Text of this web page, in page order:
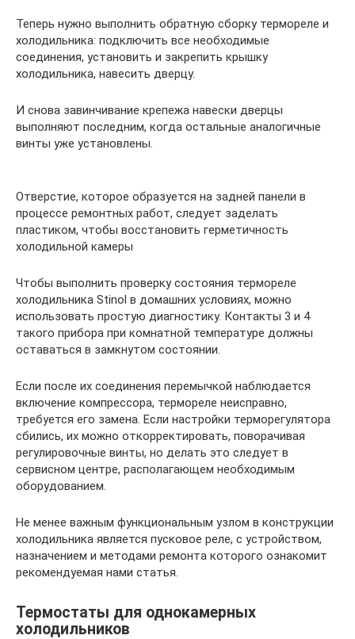
Теперь нужно выполнить обратную сборку термореле и
холодильника: подключить все необходимые
соединения, установить и закрепить крышку
холодильника, навесить дверцу.
И снова завинчивание крепежа навески дверцы
выполняют последним, когда остальные аналогичные
винты уже установлены.
Отверстие, которое образуется на задней панели в
процессе ремонтных работ, следует заделать
пластиком, чтобы восстановить герметичность
холодильной камеры
Чтобы выполнить проверку состояния термореле
холодильника Stinol в домашних условиях, можно
использовать простую диагностику. Контакты 3 и 4
такого прибора при комнатной температуре должны
оставаться в замкнутом состоянии.
Если после их соединения перемычкой наблюдается
включение компрессора, термореле неисправно,
требуется его замена. Если настройки терморегулятора
сбились, их можно откорректировать, поворачивая
регулировочные винты, но делать это следует в
сервисном центре, располагающем необходимым
оборудованием.
Не менее важным функциональным узлом в конструкции
холодильника является пусковое реле, с устройством,
назначением и методами ремонта которого ознакомит
рекомендуемая нами статья.
Термостаты для однокамерных
холодильников